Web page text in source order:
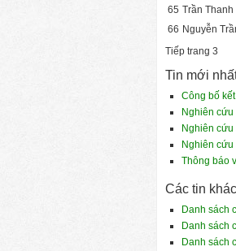
65 Trần Thanh
66 Nguyễn
Tiếp trang 3
Tin mới
Công bố
Nghiên cứu
Nghiên
Nghiên
Thông báo
Các tin khác
Danh sách
Danh sách
Danh sách